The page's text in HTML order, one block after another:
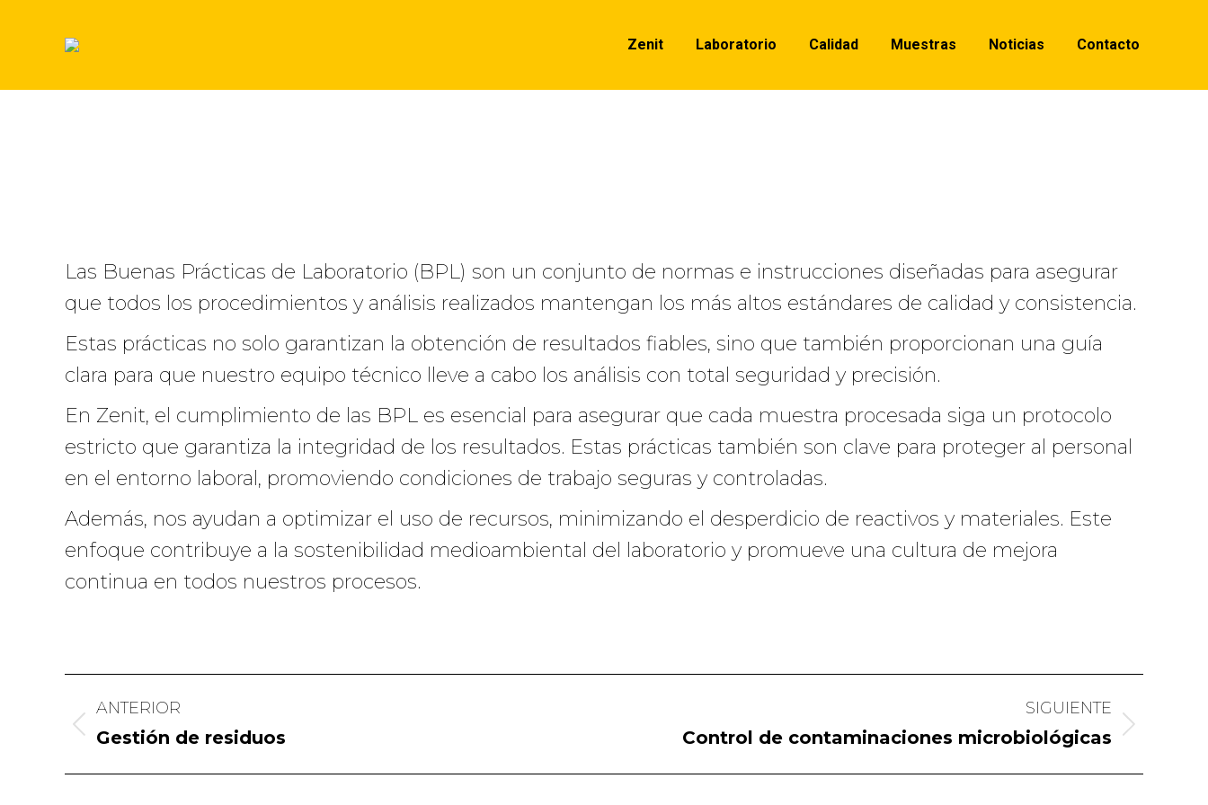
Zenit Laboratorio Calidad Muestras Noticias Contacto
Las Buenas Prácticas de Laboratorio (BPL) son un conjunto de normas e instrucciones diseñadas para asegurar
que todos los procedimientos y análisis realizados mantengan los más altos estándares de calidad y consistencia.
Estas prácticas no solo garantizan la obtención de resultados fiables, sino que también proporcionan una guía
clara para que nuestro equipo técnico lleve a cabo los análisis con total seguridad y precisión.
En Zenit, el cumplimiento de las BPL es esencial para asegurar que cada muestra procesada siga un protocolo
estricto que garantiza la integridad de los resultados. Estas prácticas también son clave para proteger al personal
en el entorno laboral, promoviendo condiciones de trabajo seguras y controladas.
Además, nos ayudan a optimizar el uso de recursos, minimizando el desperdicio de reactivos y materiales. Este
enfoque contribuye a la sostenibilidad medioambiental del laboratorio y promueve una cultura de mejora
continua en todos nuestros procesos.
entre
ANTERIOR
Publicación
anterior:
Gestión de residuos
SIGUIENTE
Publicación
siguiente:
Control de contaminaciones microbiológicas